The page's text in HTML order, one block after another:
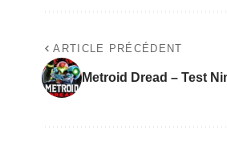
ARTICLE PRÉCÉDENT
Metroid Dread – Test